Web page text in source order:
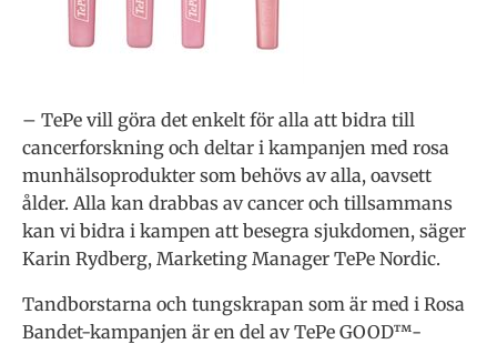
– TePe vill göra det enkelt för alla att bidra till
cancerforskning och deltar i kampanjen med rosa
munhälsoprodukter som behövs av alla, oavsett
ålder. Alla kan drabbas av cancer och tillsammans
kan vi bidra i kampen att besegra sjukdomen, säger
Karin Rydberg, Marketing Manager TePe Nordic.
Tandborstarna och tungskrapan som är med i Rosa
Bandet-kampanjen är en del av TePe GOOD™-